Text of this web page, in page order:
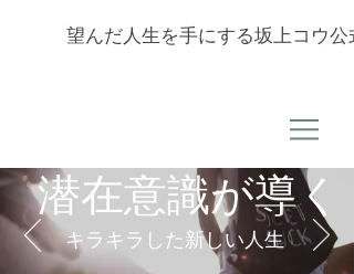
望んだ人生を手にする坂上コウ公
潜在意識が導く
キラキラした新しい人生